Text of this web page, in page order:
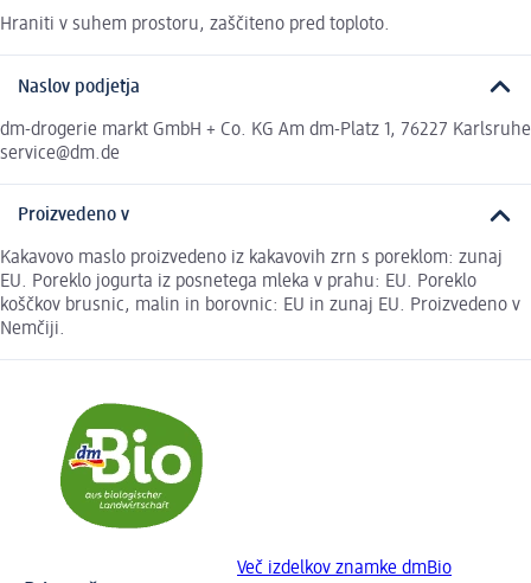
Hraniti v suhem prostoru, zaščiteno pred toploto.
Naslov podjetja
dm-drogerie markt GmbH + Co. KG Am dm-Platz 1, 76227 Karlsruhe
service@dm.de
Proizvedeno v
Kakavovo maslo proizvedeno iz kakavovih zrn s poreklom: zunaj
EU. Poreklo jogurta iz posnetega mleka v prahu: EU. Poreklo
koščkov brusnic, malin in borovnic: EU in zunaj EU. Proizvedeno v
Nemčiji.
Več izdelkov znamke dmBio